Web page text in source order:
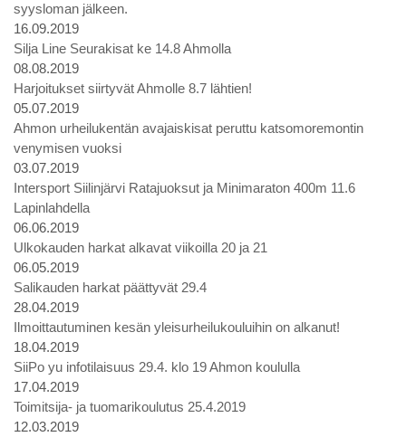
syysloman jälkeen.
16.09.2019
Silja Line Seurakisat ke 14.8 Ahmolla
08.08.2019
Harjoitukset siirtyvät Ahmolle 8.7 lähtien!
05.07.2019
Ahmon urheilukentän avajaiskisat peruttu katsomoremontin
venymisen vuoksi
03.07.2019
Intersport Siilinjärvi Ratajuoksut ja Minimaraton 400m 11.6
Lapinlahdella
06.06.2019
Ulkokauden harkat alkavat viikoilla 20 ja 21
06.05.2019
Salikauden harkat päättyvät 29.4
28.04.2019
Ilmoittautuminen kesän yleisurheilukouluihin on alkanut!
18.04.2019
SiiPo yu infotilaisuus 29.4. klo 19 Ahmon koululla
17.04.2019
Toimitsija- ja tuomarikoulutus 25.4.2019
12.03.2019